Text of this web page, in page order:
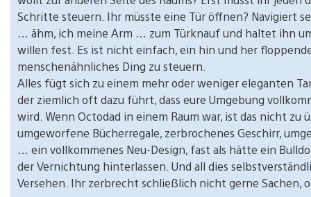
Schritte steuern. Ihr müsste eine Tür öffnen? Navigiert
… ähm, ich meine Arm … zum Türknauf und haltet ihn
willen fest. Es ist nicht einfach, ein hin und her
menschenähnliches Ding zu steuern.
Alles fügt sich zu einem mehr oder weniger eleganten
der ziemlich oft dazu führt, dass eure Umgebung
wird. Wenn Octodad in einem Raum war, ist das nicht zu
umgeworfene Bücherregale, zerbrochenes Geschirr,
… ein vollkommenes Neu-Design, fast als hätte ein
der Vernichtung hinterlassen. Und all dies
Versehen. Ihr zerbrecht schließlich nicht gerne Sachen,